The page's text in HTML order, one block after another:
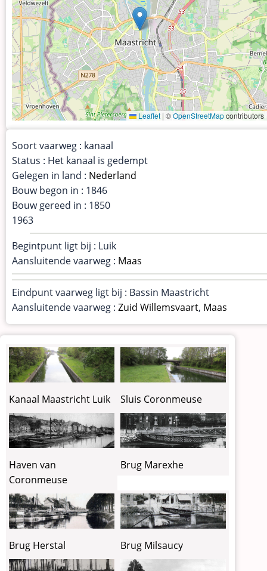
Leaflet | ©OpenStreetMapcontributors
Soort vaarweg : kanaal
Status : Het kanaal is gedempt
Gelegen in land : Nederland
Bouw begon in : 1846
Bouw gereed in : 1850
1963
Begintpunt ligt bij : Luik
Aansluitende vaarweg : Maas
Eindpunt vaarweg ligt bij : Bassin Maastricht
Aansluitende vaarweg : Zuid Willemsvaart, Maas
Kanaal Maastricht Luik Sluis Coronmeuse
Haven van
Coronmeuse
Brug Marexhe
Brug Herstal Brug Milsaucy